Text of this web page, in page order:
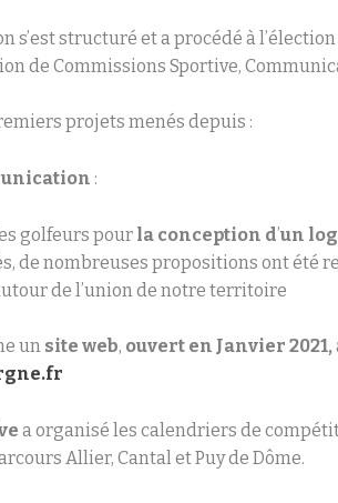
s’est structuré et a procédé à
de Commissions Sportive,
projets menés depuis :
:
golfeurs pour la conception d’un
de nombreuses propositions ont été
de l’union de notre territoire
un site web, ouvert en Janvier 2021,
a organisé les calendriers de
Allier, Cantal et Puy de Dôme.